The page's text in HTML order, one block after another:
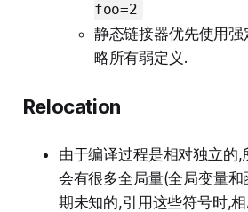
foo=2
静态链接器优先使用
略所有弱定义.
Relocation
由于编译过程是相对独立的,
会有很多全局量(全局变量
期未知的,引用这些符号时,